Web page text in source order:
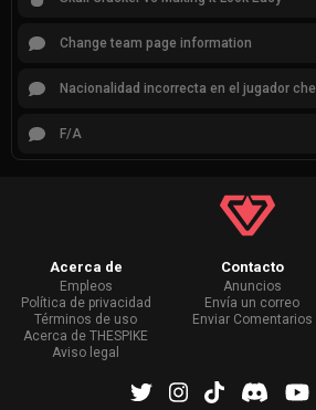
Change team page information
Nacionalidad incorrecta en el jugador
F/A
Acerca de
Empleos
Política de privacidad
Términos de uso
Acerca de THESPIKE
Aviso legal
Contacto
Anuncios
Envía un correo
Enviar Comentarios